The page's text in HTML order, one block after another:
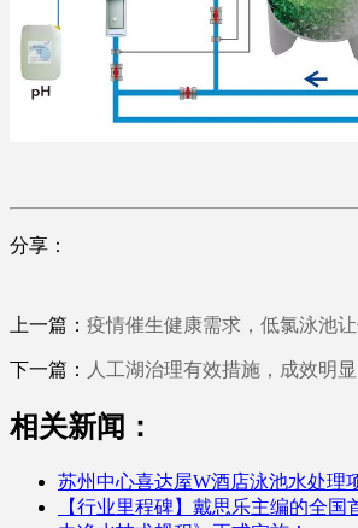
分享：
上一篇： 疫情催生健康需求，低氯泳池
下一篇： 人工湖治理有效措施，成效明
相关新闻：
苏州中心喜达屋W酒店泳池水处理
【行业里程碑】戴思乐主编的全国